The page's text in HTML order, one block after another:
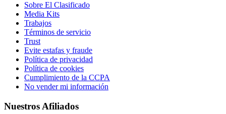
Sobre El Clasificado
Media Kits
Trabajos
Términos de servicio
Trust
Evite estafas y fraude
Política de privacidad
Política de cookies
Cumplimiento de la CCPA
No vender mi información
Nuestros Afiliados